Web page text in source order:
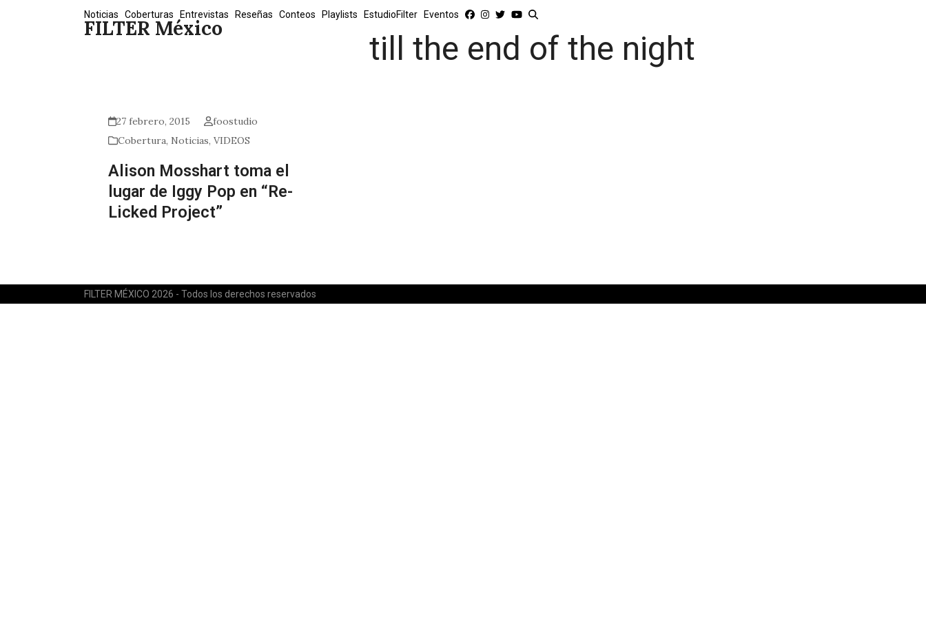
FILTER México
Noticias Coberturas Entrevistas Reseñas Conteos Playlists EstudioFilter Eventos
till the end of the night
27 febrero, 2015
foostudio
Cobertura, Noticias, VIDEOS
Alison Mosshart toma el
lugar de Iggy Pop en “Re-
Licked Project”
FILTER MÉXICO 2026 - Todos los derechos reservados